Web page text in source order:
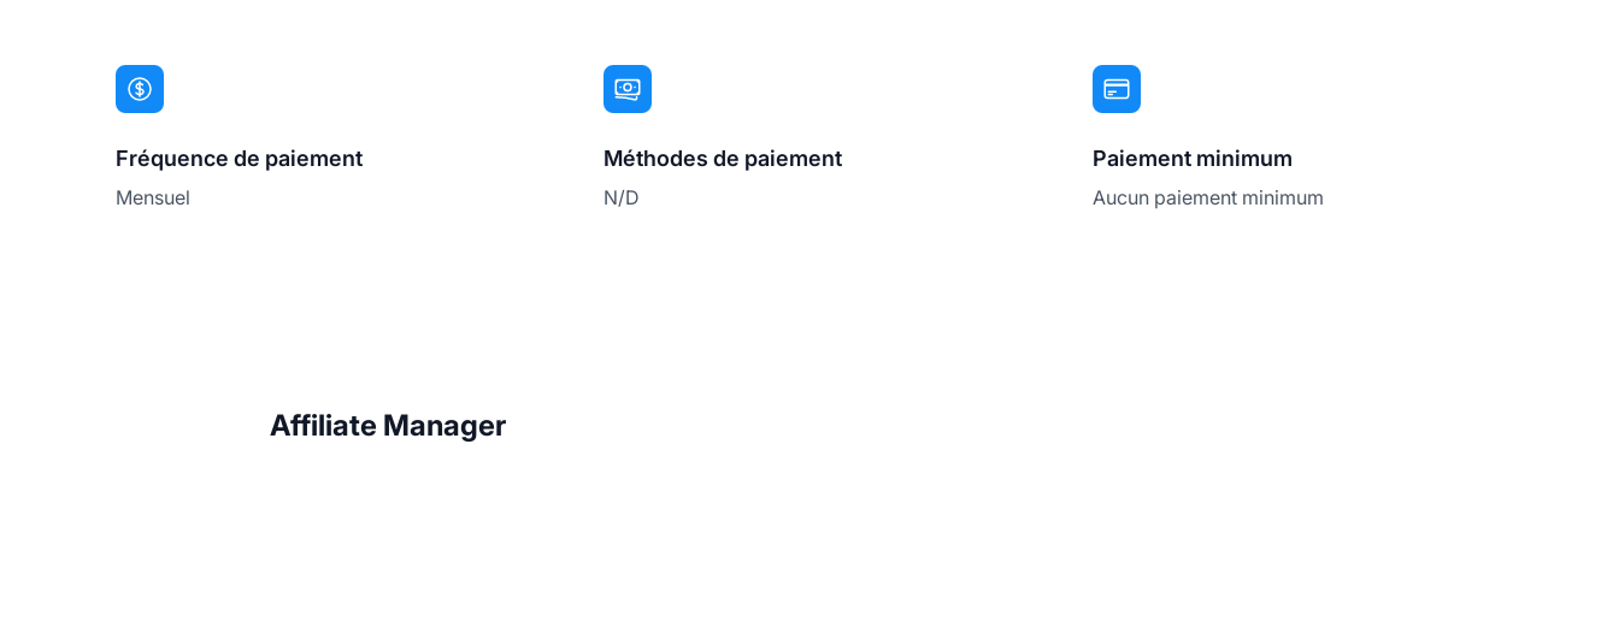
Fréquence de paiement
Mensuel
Méthodes de paiement
N/D
Paiement minimum
Aucun paiement minimum
Affiliate Manager